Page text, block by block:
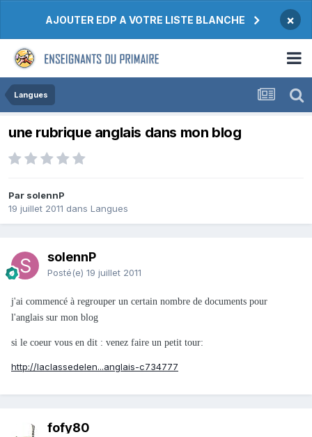
AJOUTER EDP A VOTRE LISTE BLANCHE ×
Langues
une rubrique anglais dans mon blog
Par solennP
19 juillet 2011 dans Langues
solennP
Posté(e) 19 juillet 2011
j'ai commencé à regrouper un certain nombre de documents pour
l'anglais sur mon blog
si le coeur vous en dit : venez faire un petit tour:
http://laclassedelen...anglais-c734777
fofy80